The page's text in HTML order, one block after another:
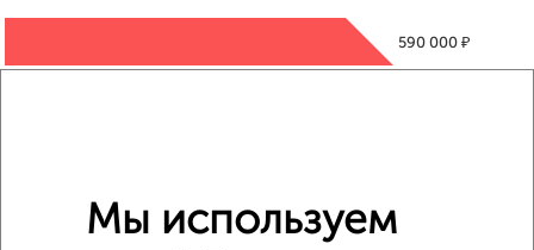
590 000 ₽
Мы используем